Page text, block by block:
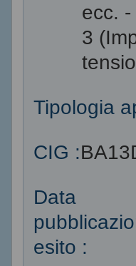
ecc.
3
Tipologia
CIG :
Data
esito :